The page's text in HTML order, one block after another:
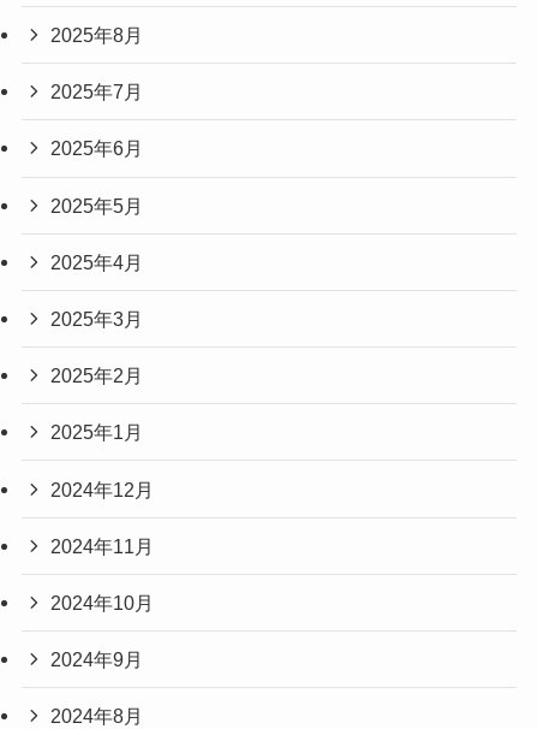
2025年8月
2025年7月
2025年6月
2025年5月
2025年4月
2025年3月
2025年2月
2025年1月
2024年12月
2024年11月
2024年10月
2024年9月
2024年8月